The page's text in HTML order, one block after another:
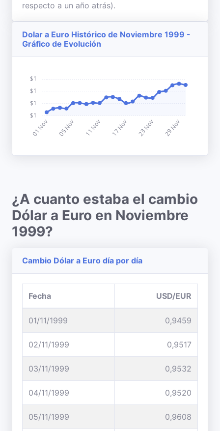
respecto a un año atrás).
Dolar a Euro Histórico de Noviembre 1999 -
Gráfico de Evolución
¿A cuanto estaba el cambio
Dólar a Euro en Noviembre
1999?
Cambio Dólar a Euro día por día
Fecha USD/EUR
01/11/1999 0,9459
02/11/1999 0,9517
03/11/1999 0,9532
04/11/1999 0,9520
05/11/1999 0,9608